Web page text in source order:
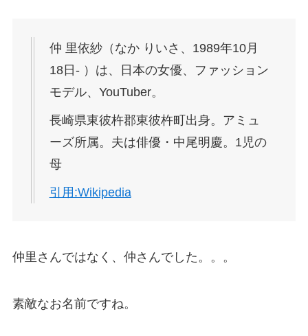
仲 里依紗（なか りいさ、1989年10月
18日- ）は、日本の女優、ファッション
モデル、YouTuber。
長崎県東彼杵郡東彼杵町出身。アミュ
ーズ所属。夫は俳優・中尾明慶。1児の
母
引用:Wikipedia
仲里さんではなく、仲さんでした。。。
素敵なお名前ですね。